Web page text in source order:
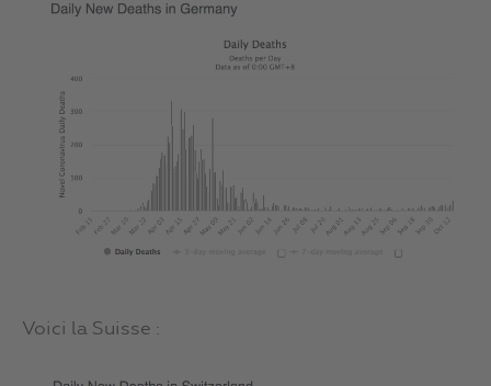
Voici la Suisse :